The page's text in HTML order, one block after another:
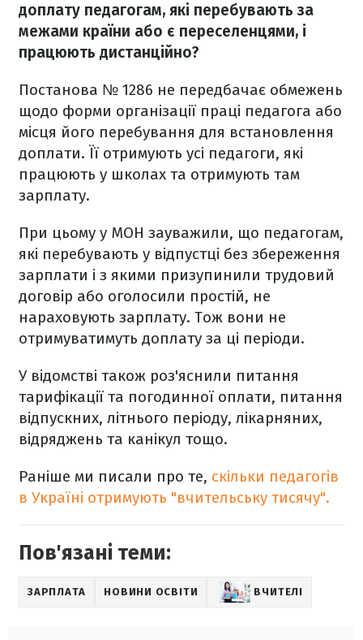
доплату педагогам, які перебувають за
межами країни або є переселенцями, і
працюють дистанційно?
Постанова № 1286 не передбачає обмежень
щодо форми організації праці педагога або
місця його перебування для встановлення
доплати. Її отримують усі педагоги, які
працюють у школах та отримують там
зарплату.
При цьому у МОН зауважили, що педагогам,
які перебувають у відпустці без збереження
зарплати і з якими призупинили трудовий
договір або оголосили простій, не
нараховують зарплату. Тож вони не
отримуватимуть доплату за ці періоди.
У відомстві також роз'яснили питання
тарифікації та погодинної оплати, питання
відпускних, літнього періоду, лікарняних,
відряджень та канікул тощо.
Раніше ми писали про те, скільки педагогів
в Україні отримують "вчительську тисячу".
Пов'язані теми:
ЗАРПЛАТА НОВИНИ ОСВІТИ ВЧИТЕЛІ